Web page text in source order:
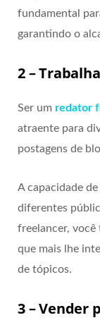
fundamental
garantindo o
2 –
Ser um redator
atraente para
postagens de
A capacidade
diferentes
freelancer, você
que mais lhe
de tópicos.
3 – Vender